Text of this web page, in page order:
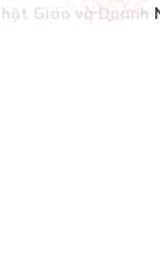
Giáo và Doanh